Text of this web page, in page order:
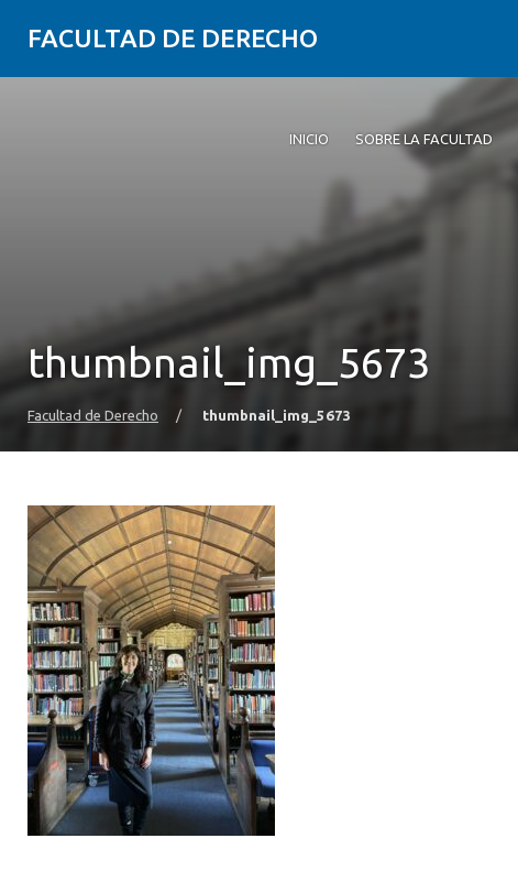
FACULTAD DE DERECHO
INICIO SOBRE LA FACULTAD
thumbnail_img_5673
Facultad de Derecho / thumbnail_img_5673